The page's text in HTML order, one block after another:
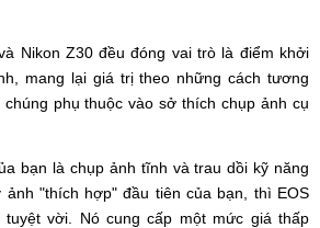
Nikon Z30 đều đóng vai trò là điểm khởi
mang lại giá trị theo những cách tương
phụ thuộc vào sở thích chụp ảnh cụ
bạn là chụp ảnh tĩnh và trau dồi kỹ năng
ảnh "thích hợp" đầu tiên của bạn, thì EOS
vời. Nó cung cấp một mức giá thấp